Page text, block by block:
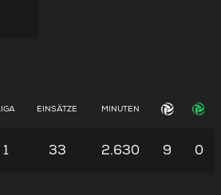
EINSÄTZE MINUTEN
1 33 2.630 9 0